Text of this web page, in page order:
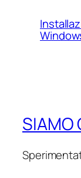
SIAMO